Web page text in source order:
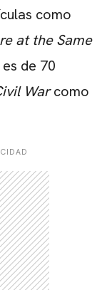
como
at the Same
de 70
Warcomo